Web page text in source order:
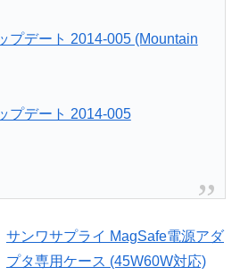
プデート 2014-005 (Mountain
プデート 2014-005
サンワサプライ MagSafe電源アダ
プタ専用ケース (45W60W対応)